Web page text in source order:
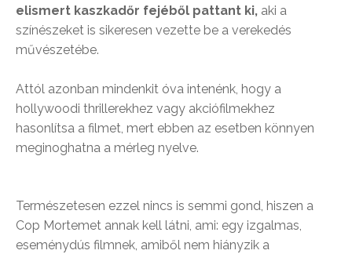
elismert kaszkadőr fejéből pattant ki, aki a
színészeket is sikeresen vezette be a verekedés
művészetébe.
Attól azonban mindenkit óva intenénk, hogy a
hollywoodi thrillerekhez vagy akciófilmekhez
hasonlítsa a filmet, mert ebben az esetben könnyen
meginoghatna a mérleg nyelve.
Természetesen ezzel nincs is semmi gond, hiszen a
Cop Mortemet annak kell látni, ami: egy izgalmas,
eseménydús filmnek, amiből nem hiányzik a